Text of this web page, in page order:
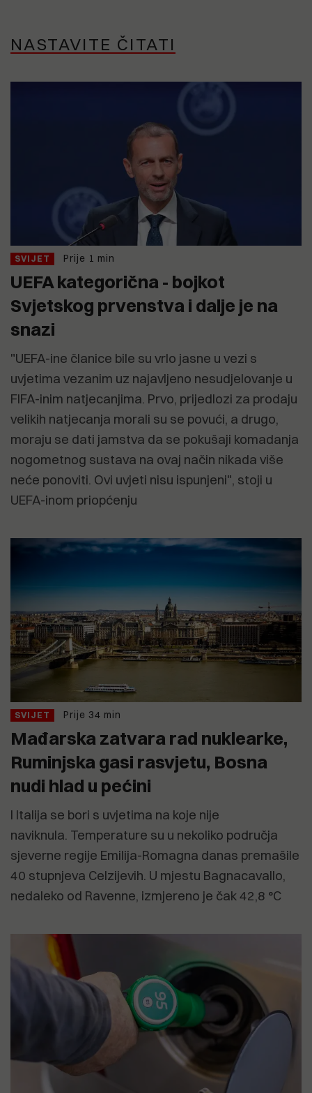
NASTAVITE ČITATI
SVIJET Prije 1 min
UEFA kategorična - bojkot
Svjetskog prvenstva i dalje je na
snazi
"UEFA-ine članice bile su vrlo jasne u vezi s
uvjetima vezanim uz najavljeno nesudjelovanje u
FIFA-inim natjecanjima. Prvo, prijedlozi za prodaju
velikih natjecanja morali su se povući, a drugo,
moraju se dati jamstva da se pokušaji komadanja
nogometnog sustava na ovaj način nikada više
neće ponoviti. Ovi uvjeti nisu ispunjeni", stoji u
UEFA-inom priopćenju
SVIJET Prije 34 min
Mađarska zatvara rad nuklearke,
Ruminjska gasi rasvjetu, Bosna
nudi hlad u pećini
I Italija se bori s uvjetima na koje nije
naviknula. Temperature su u nekoliko područja
sjeverne regije Emilija-Romagna danas premašile
40 stupnjeva Celzijevih. U mjestu Bagnacavallo,
nedaleko od Ravenne, izmjereno je čak 42,8 °C